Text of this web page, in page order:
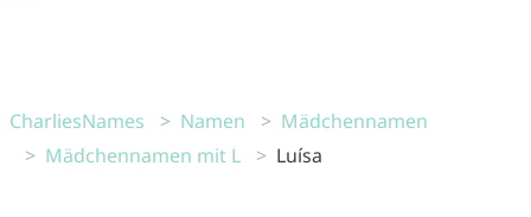
CharliesNames Namen
Mädchennamen
Mädchennamen mit L
Luísa